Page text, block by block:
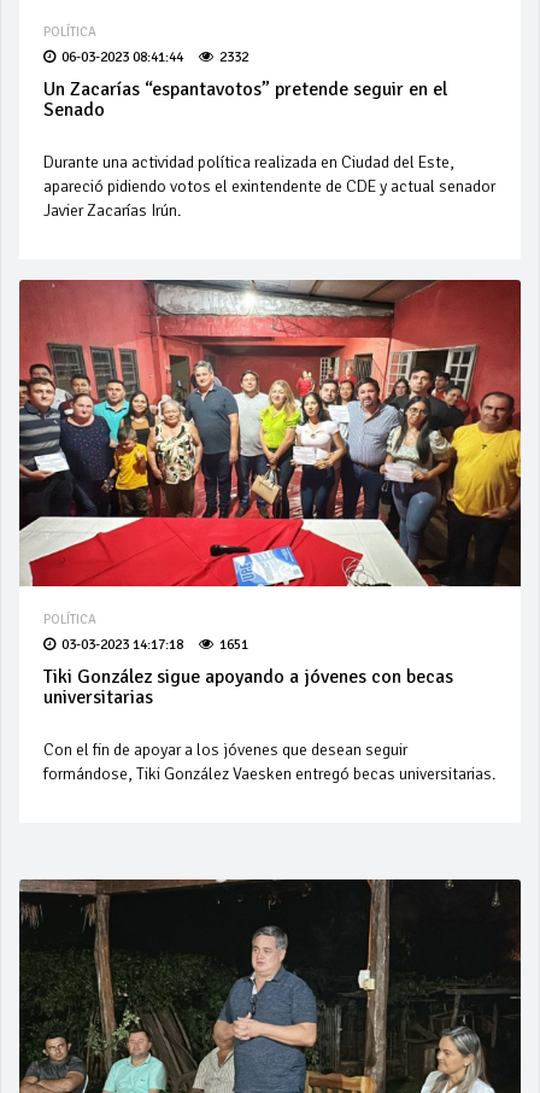
POLÍTICA
06-03-2023 08:41:44 2332
Un Zacarías “espantavotos” pretende seguir en el
Senado
Durante una actividad política realizada en Ciudad del Este,
apareció pidiendo votos el exintendente de CDE y actual senador
Javier Zacarías Irún.
POLÍTICA
03-03-2023 14:17:18 1651
Tiki González sigue apoyando a jóvenes con becas
universitarias
Con el fin de apoyar a los jóvenes que desean seguir
formándose, Tiki González Vaesken entregó becas universitarias.